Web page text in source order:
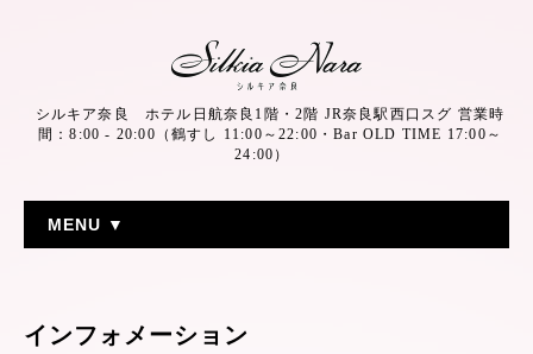
シルキア奈良 ホテル日航奈良1階・2階 JR奈良駅西口スグ 営業時
間：8:00 - 20:00（鶴すし 11:00～22:00・Bar OLD TIME 17:00～
24:00）
MENU ▼
インフォメーション